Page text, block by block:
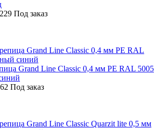
Под заказ
Grand Line Classic 0,4 мм PE RAL 5005
Под заказ